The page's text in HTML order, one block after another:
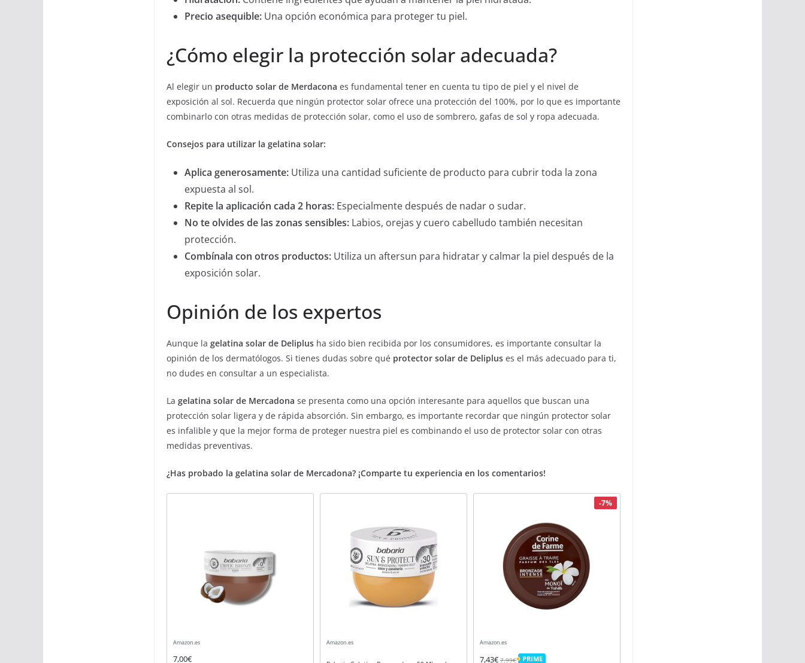
Precio asequible: Una opción económica para proteger tu piel.
¿Cómo elegir la protección solar adecuada?
Al elegir un producto solar de Merdacona es fundamental tener en cuenta tu tipo de piel y el nivel de
exposición al sol. Recuerda que ningún protector solar ofrece una protección del 100%, por lo que es importante
combinarlo con otras medidas de protección solar, como el uso de sombrero, gafas de sol y ropa adecuada.
Consejos para utilizar la gelatina solar:
Aplica generosamente: Utiliza una cantidad suficiente de producto para cubrir toda la zona
expuesta al sol.
Repite la aplicación cada 2 horas: Especialmente después de nadar o sudar.
No te olvides de las zonas sensibles: Labios, orejas y cuero cabelludo también necesitan
protección.
Combínala con otros productos: Utiliza un aftersun para hidratar y calmar la piel después de la
exposición solar.
Opinión de los expertos
Aunque la gelatina solar de Deliplus ha sido bien recibida por los consumidores, es importante consultar la
opinión de los dermatólogos. Si tienes dudas sobre qué protector solar de Deliplus es el más adecuado para ti,
no dudes en consultar a un especialista.
La gelatina solar de Mercadona se presenta como una opción interesante para aquellos que buscan una
protección solar ligera y de rápida absorción. Sin embargo, es importante recordar que ningún protector solar
es infalible y que la mejor forma de proteger nuestra piel es combinando el uso de protector solar con otras
medidas preventivas.
¿Has probado la gelatina solar de Mercadona? ¡Comparte tu experiencia en los comentarios!
Amazon.es
7,00€
Amazon.es
-7%
Amazon.es
7,43€ 7,99€ PRIME
PRIME